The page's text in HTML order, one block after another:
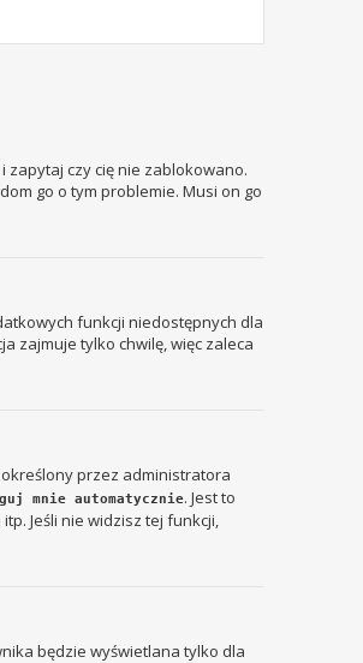
zapytaj czy cię nie zablokowano.
go o tym problemie. Musi on go
funkcji niedostępnych dla
zajmuje tylko chwilę, więc zaleca
przez administratora
mnie automatycznie. Jest to
Jeśli nie widzisz tej funkcji,
będzie wyświetlana tylko dla